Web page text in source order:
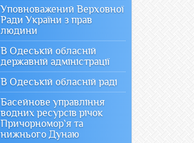
Уповноважений Верховної
Ради України з прав
людини
В Одеській обласній
державній адміністрації
В Одеській обласній раді
Басейнове управління
водних ресурсів річок
Причорномор`я та
нижнього Дунаю